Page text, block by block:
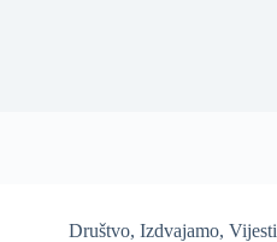
Društvo,Izdvajamo,Vijesti